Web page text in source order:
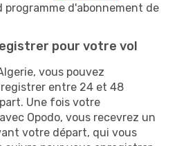
programme d'abonnement de
pour votre vol
vous pouvez
entre 24 et 48
Une fois votre
Opodo, vous recevrez un
votre départ, qui vous